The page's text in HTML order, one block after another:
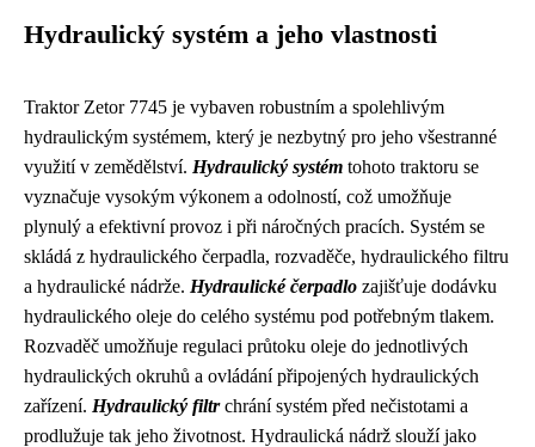
Hydraulický systém a jeho vlastnosti
Traktor Zetor 7745 je vybaven robustním a spolehlivým
hydraulickým systémem, který je nezbytný pro jeho všestranné
využití v zemědělství. Hydraulický systém tohoto traktoru se
vyznačuje vysokým výkonem a odolností, což umožňuje
plynulý a efektivní provoz i při náročných pracích. Systém se
skládá z hydraulického čerpadla, rozvaděče, hydraulického filtru
a hydraulické nádrže. Hydraulické čerpadlo zajišťuje dodávku
hydraulického oleje do celého systému pod potřebným tlakem.
Rozvaděč umožňuje regulaci průtoku oleje do jednotlivých
hydraulických okruhů a ovládání připojených hydraulických
zařízení. Hydraulický filtrchrání systém před nečistotami a
prodlužuje tak jeho životnost. Hydraulická nádrž slouží jako